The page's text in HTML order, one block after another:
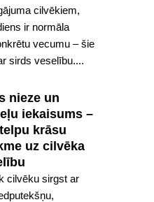
cilvēkiem,
ir normāla
vecumu – šie
sirds veselību....
nieze un
iekaisums –
krāsu
uz cilvēka
cilvēku sirgst ar